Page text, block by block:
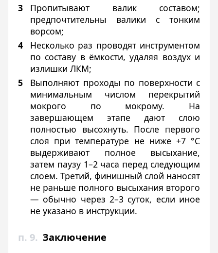
Пропитывают валик составом;
предпочтительны валики с тонким
ворсом;
Несколько раз проводят инструментом
по составу в ёмкости, удаляя воздух и
излишки ЛКМ;
Выполняют проходы по поверхности с
минимальным числом перекрытий
мокрого по мокрому. На
завершающем этапе дают слою
полностью высохнуть. После первого
слоя при температуре не ниже +7 °C
выдерживают полное высыхание,
затем паузу 1–2 часа перед следующим
слоем. Третий, финишный слой наносят
не раньше полного высыхания второго
— обычно через 2–3 суток, если иное
не указано в инструкции.
п. 9. Заключение